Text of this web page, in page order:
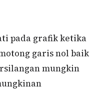
pada grafik ketika
garis nol baik
mungkin